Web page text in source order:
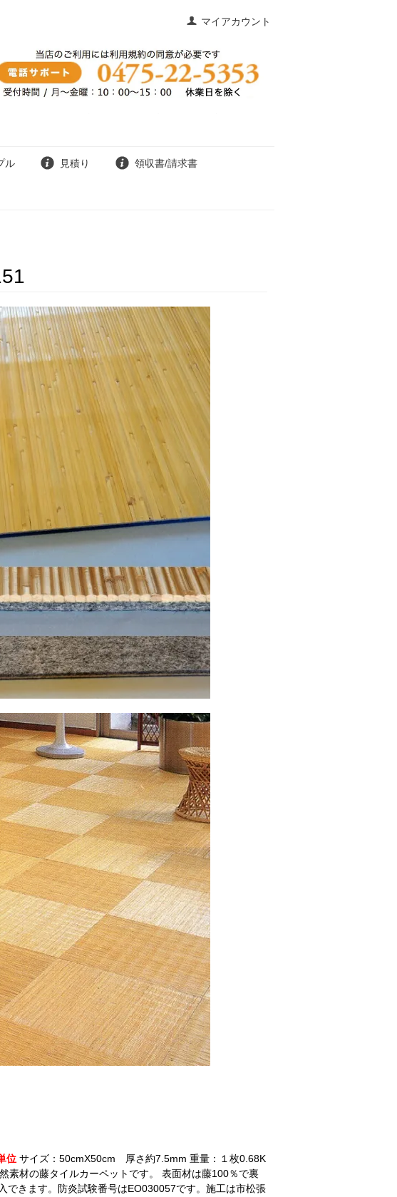
マイアカウント
ル 見積り 領収書/請求書
位 サイズ：50cmX50cm 厚さ約7.5mm 重量：１枚0.68K
素材の藤タイルカーペットです。 表面材は藤100％で裏
できます。防炎試験番号はEO030057です。施工は市松張